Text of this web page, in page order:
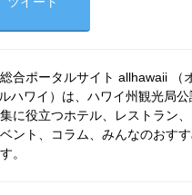
合ポータルサイト allhawaii （
ハワイ）は、ハワイ州観光局公
に役立つホテル、レストラン
ント、コラム、みんなのおす
。